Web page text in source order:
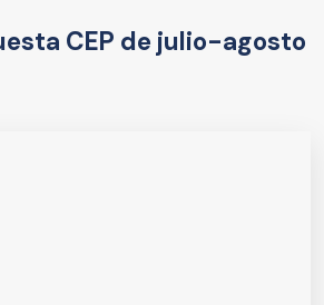
CEP de julio-agosto